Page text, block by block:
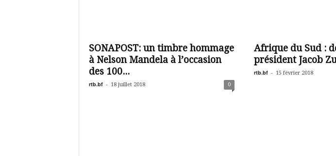
SONAPOST: un timbre hommage
à Nelson Mandela à l’occasion
des 100...
rtb.bf - 18 juillet 2018 0
Afrique du Sud :
président Jacob
rtb.bf - 15 février 2018